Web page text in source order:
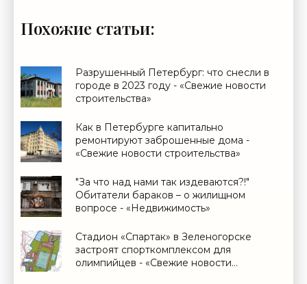
Похожие статьи:
Разрушенный Петербург: что снесли в
городе в 2023 году - «Свежие новости
строительства»
Как в Петербурге капитально
ремонтируют заброшенные дома -
«Свежие новости строительства»
"За что над нами так издеваются?!"
Обитатели бараков – о жилищном
вопросе - «Недвижимость»
Стадион «Спартак» в Зеленогорске
застроят спорткомплексом для
олимпийцев - «Свежие новости